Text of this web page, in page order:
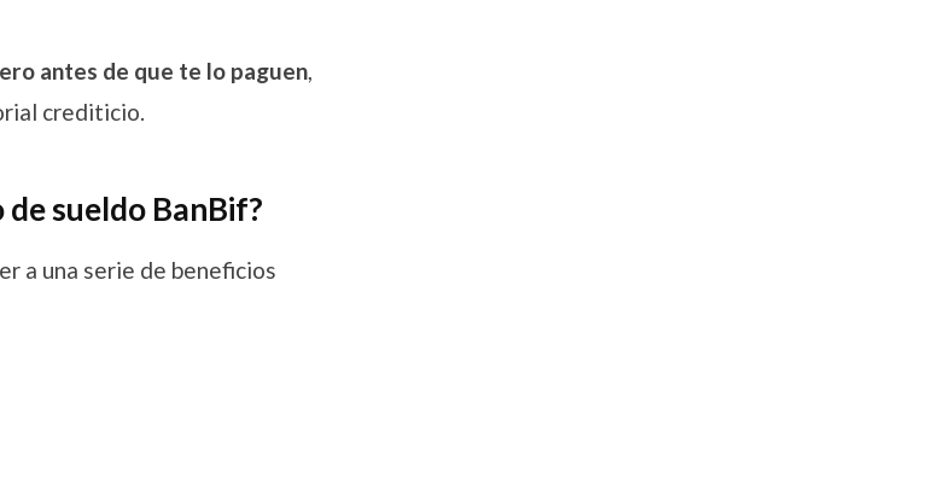
antes de que te lo paguen,
crediticio.
sueldo BanBif?
a una serie de beneficios